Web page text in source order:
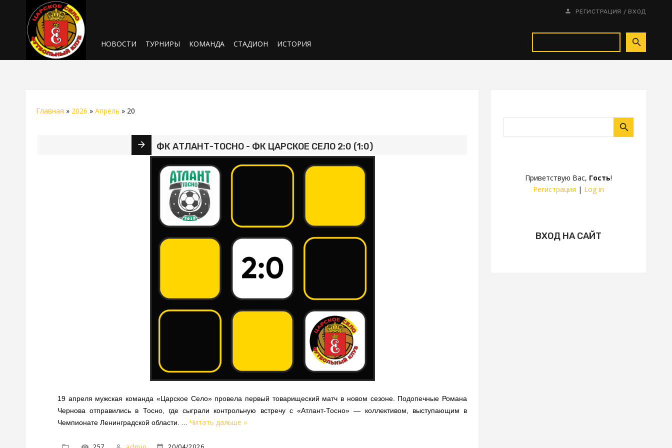
РЕГИСТРАЦИЯ / ВХОД
НОВОСТИ ТУРНИРЫ КОМАНДА СТАДИОН ИСТОРИЯ
Приветствую Вас, Гость!
Регистрация | Log in
ВХОД НА САЙТ
Главная » 2026 » Апрель » 20
ФК АТЛАНТ-ТОСНО - ФК ЦАРСКОЕ СЕЛО 2:0 (1:0)
19 апреля мужская команда «Царское Село» провела первый товарищеский матч в новом сезоне. Подопечные Романа
Чернова отправились в Тосно, где сыграли контрольную встречу с «Атлант-Тосно» — коллективом, выступающим в
Чемпионате Ленинградской области.
Читать дальше »